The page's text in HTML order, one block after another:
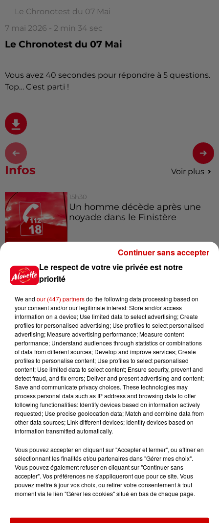
Le Chronotest du 07 Mai
7 mai 2026 - 2 min 34 sec
Le Chronotest du 07 Mai
Vous avez 40 secondes pour répondre à 5 questions.
Top… C'est parti !
Infos Voir plus
15h30
Un homme décède après une
noyade dans le Finistère
Vendre un chiot en animalerie
14h03
Invasion de physalies sur des
plages du Sud-Ouest
11h51
À LA UNE : affaire Manon
Relandeau, musée cambriolé et
Amel Bent en...
Jeux Voir plus
Le respect de votre vie privée est notre
priorité
We and our (447) partnersdo the following data processing based on
your consent and/or our legitimate interest: Store and/or access
information on a device; Use limited data to select advertising; Create
profiles for personalised advertising; Use profiles to select personalised
advertising; Measure advertising performance; Measure content
performance; Understand audiences through statistics or combinations
of data from different sources; Develop and improve services; Create
profiles to personalise content; Use profiles to select personalised
content; Use limited data to select content; Ensure security, prevent and
detect fraud, and fix errors; Deliver and present advertising and content;
Save and communicate privacy choices. These technologies may
process personal data such as IP address and browsing data to offer
following functionalities: Identify devices based on information actively
requested; Use precise geolocation data; Match and combine data from
other data sources; Link different devices; Identify devices based on
information transmitted automatically.
Vous pouvez accepter en cliquant sur "Accepter et fermer", ou affiner en
sélectionnant les finalités et/ou partenaires dans "Gérer mes choix".
Vous pouvez également refuser en cliquant sur "Continuer sans
accepter". Vos préférences ne s'appliqueront que pour ce site. Vous
pouvez mettre à jour vos choix, ou retirer votre consentement à tout
moment via le lien "Gérer les cookies" situé en bas de chaque page.
Continuer sans accepter